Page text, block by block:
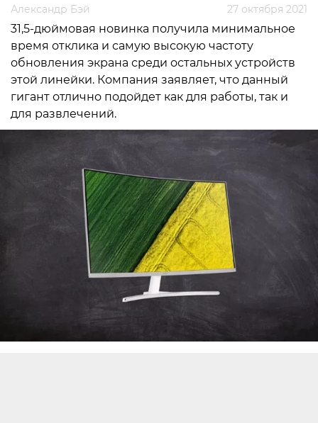
Александр Бэй 27 октября 2021
31,5-дюймовая новинка получила минимальное
время отклика и самую высокую частоту
обновления экрана среди остальных устройств
этой линейки. Компания заявляет, что данный
гигант отлично подойдет как для работы, так и
для развлечений.